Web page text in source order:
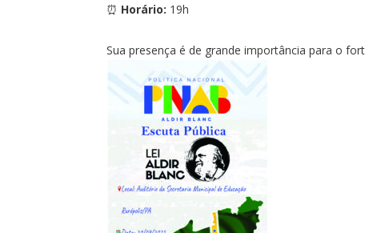
⏰ Horário: 19h
Sua presença é de grande importância para o